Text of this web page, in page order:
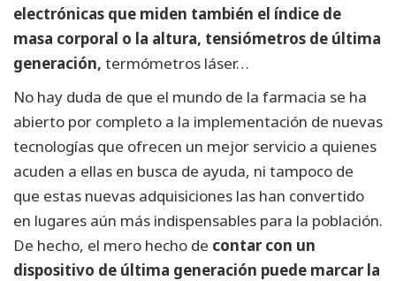
electrónicas que miden también el índice de
masa corporal o la altura, tensiómetros de última
generación, termómetros láser…
No hay duda de que el mundo de la farmacia se ha
abierto por completo a la implementación de nuevas
tecnologías que ofrecen un mejor servicio a quienes
acuden a ellas en busca de ayuda, ni tampoco de
que estas nuevas adquisiciones las han convertido
en lugares aún más indispensables para la población.
De hecho, el mero hecho de contar con un
dispositivo de última generación puede marcar la